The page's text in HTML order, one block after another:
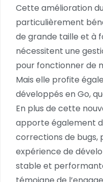
Cette amélioration
particulièrement
de grande taille et à
nécessitent une
pour fonctionner de
Mais elle profite
développés en Go,
En plus de cette
apporte également
corrections de bugs,
expérience de
stable et